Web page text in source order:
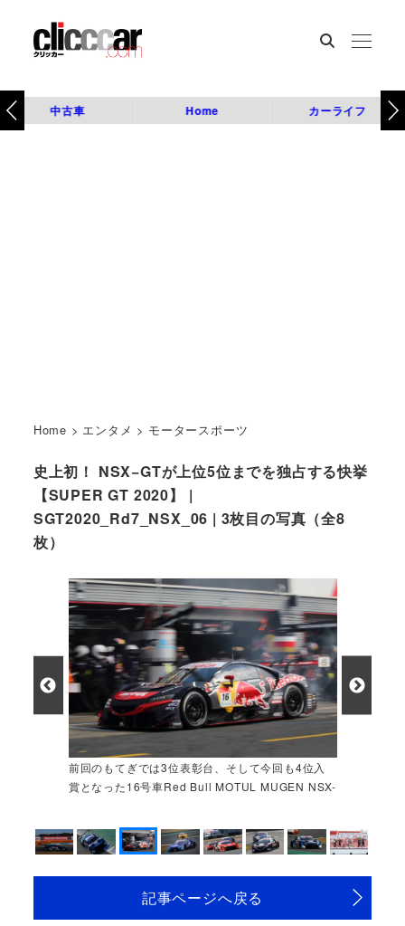
中古車 Home カーライフ
Home > エンタメ > モータースポーツ
史上初！ NSX−GTが上位5位までを独占する快挙
【SUPER GT 2020】 |
SGT2020_Rd7_NSX_06 | 3枚目の写真（全8
枚）
前回のもてぎでは3位表彰台、そして今回も4位入
賞となった16号車Red Bull MOTUL MUGEN NSX-
記事ページへ戻る